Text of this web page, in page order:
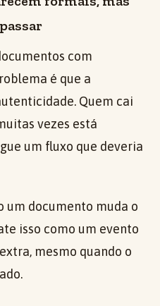
com
é que a
Quem cai
vezes está
um fluxo que deveria
um documento muda o
isso como um evento
mesmo quando o